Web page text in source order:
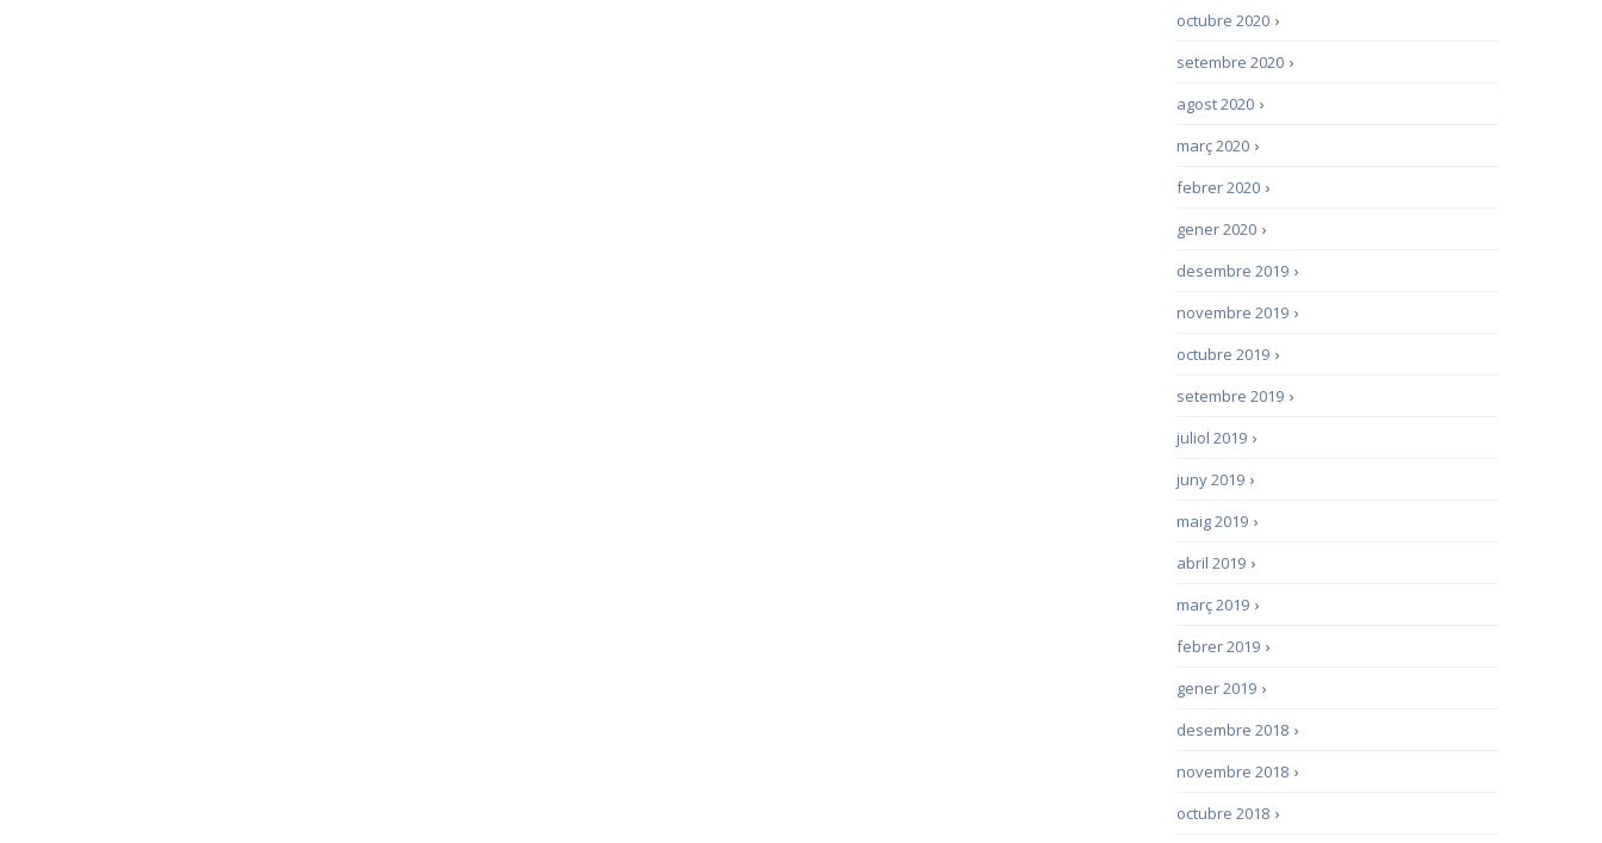
›
octubre 2020
›
setembre 2020
›
agost 2020
›
març 2020
›
febrer 2020
›
gener 2020
›
desembre 2019
›
novembre 2019
›
octubre 2019
›
setembre 2019
›
juliol 2019
›
juny 2019
›
maig 2019
›
abril 2019
›
març 2019
›
febrer 2019
›
gener 2019
›
desembre 2018
›
novembre 2018
›
octubre 2018